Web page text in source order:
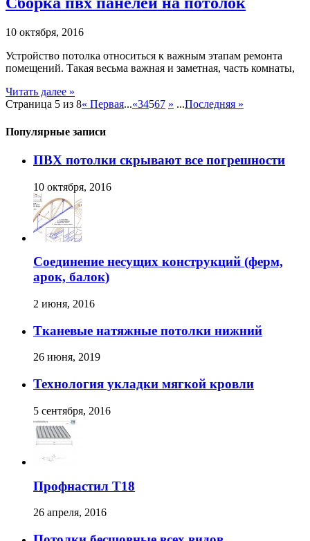
10 октября, 2016
Устройство потолка относиться к важным этапам ремонта
помещений. Такая весьма важная и заметная, часть комнаты,
Читать далее »
Страница 5 из 8« Первая...«34567 » ...Последняя »
Популярные записи
ПВХ потолки скрывают все погрешности
10 октября, 2016
Соединение несущих конструкций (ферм,
арок, балок)
2 июня, 2016
Тканевые натяжные потолки нижний
26 июня, 2019
Технология укладки мягкой кровли
5 сентября, 2016
Профнастил T18
26 апреля, 2016